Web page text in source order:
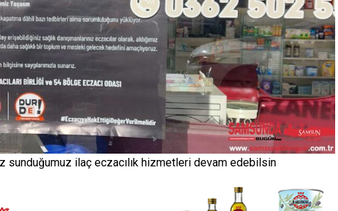
ilaç eczacılık hizmetleri devam edebilsin